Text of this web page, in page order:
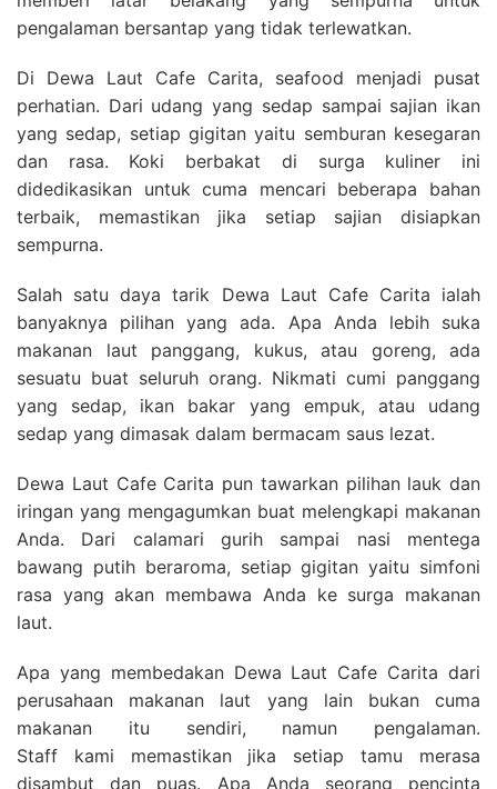
pengalaman bersantap yang tidak terlewatkan.
Di Dewa Laut Cafe Carita, seafood menjadi pusat
perhatian. Dari udang yang sedap sampai sajian ikan
yang sedap, setiap gigitan yaitu semburan kesegaran
dan rasa. Koki berbakat di surga kuliner ini
didedikasikan untuk cuma mencari beberapa bahan
terbaik, memastikan jika setiap sajian disiapkan
sempurna.
Salah satu daya tarik Dewa Laut Cafe Carita ialah
banyaknya pilihan yang ada. Apa Anda lebih suka
makanan laut panggang, kukus, atau goreng, ada
sesuatu buat seluruh orang. Nikmati cumi panggang
yang sedap, ikan bakar yang empuk, atau udang
sedap yang dimasak dalam bermacam saus lezat.
Dewa Laut Cafe Carita pun tawarkan pilihan lauk dan
iringan yang mengagumkan buat melengkapi makanan
Anda. Dari calamari gurih sampai nasi mentega
bawang putih beraroma, setiap gigitan yaitu simfoni
rasa yang akan membawa Anda ke surga makanan
laut.
Apa yang membedakan Dewa Laut Cafe Carita dari
perusahaan makanan laut yang lain bukan cuma
makanan itu sendiri, namun pengalaman.
Staff kami memastikan jika setiap tamu merasa
disambut dan puas. Apa Anda seorang pencinta